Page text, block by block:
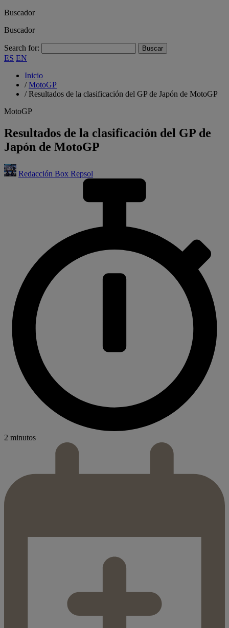
Buscador
Buscador
Search for:
ES EN
Inicio
/MotoGP
/Resultados de la clasificación del GP de Japón de MotoGP
MotoGP
Resultados de la clasificación del GP de
Japón de MotoGP
Redacción Box Repsol
2 minutos